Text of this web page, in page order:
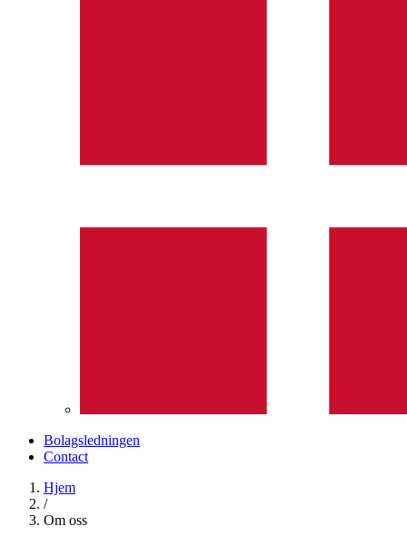
Bolagsledningen
Contact
Hjem
/
Om oss